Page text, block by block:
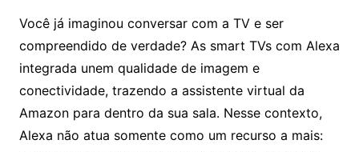
Você já imaginou conversar com a TV e ser
compreendido de verdade? As smart TVs com Alexa
integrada unem qualidade de imagem e
conectividade, trazendo a assistente virtual da
Amazon para dentro da sua sala. Nesse contexto,
Alexa não atua somente como um recurso a mais: